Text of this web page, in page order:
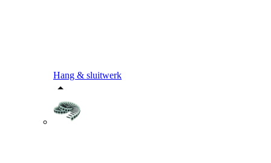
Hang & sluitwerk